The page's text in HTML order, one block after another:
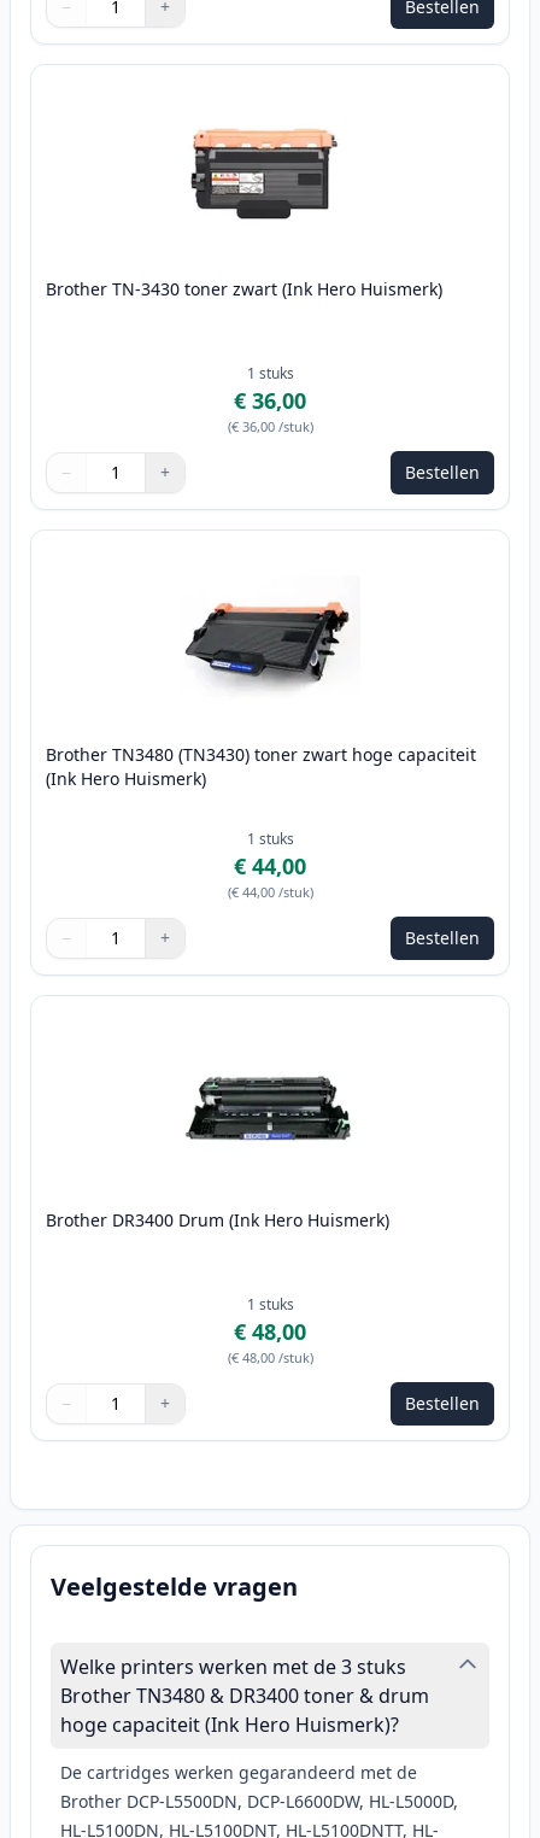
Aantal
Gebruik de knoppen om aan te passen
− +
Aantal 1 Bestellen
Brother TN-3430 toner zwart (Ink Hero Huismerk)
1 stuks
€ 36,00
(€ 36,00 /stuk)
Aantal
Gebruik de knoppen om aan te passen
− +
Aantal 1 Bestellen
Brother TN3480 (TN3430) toner zwart hoge capaciteit
(Ink Hero Huismerk)
1 stuks
€ 44,00
(€ 44,00 /stuk)
Aantal
Gebruik de knoppen om aan te passen
− +
Aantal 1 Bestellen
Brother DR3400 Drum (Ink Hero Huismerk)
1 stuks
€ 48,00
(€ 48,00 /stuk)
Aantal
Gebruik de knoppen om aan te passen
− +
Aantal 1 Bestellen
Veelgestelde vragen
Welke printers werken met de 3 stuks
Brother TN3480 & DR3400 toner & drum
hoge capaciteit (Ink Hero Huismerk)?
De cartridges werken gegarandeerd met de
Brother DCP-L5500DN, DCP-L6600DW, HL-L5000D,
HL-L5100DN, HL-L5100DNT, HL-L5100DNTT, HL-